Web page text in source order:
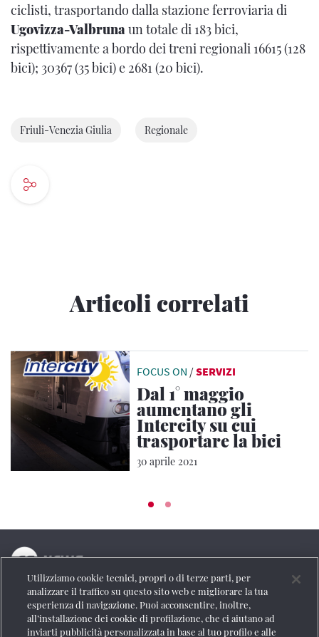
ciclisti, trasportando dalla stazione ferroviaria di
Ugovizza-Valbruna un totale di 183 bici,
rispettivamente a bordo dei treni regionali 16615 (128
bici); 30367 (35 bici) e 2681 (20 bici).
Friuli-Venezia Giulia Regionale
Articoli correlati
FOCUS ON /SERVIZI
Dal 1° maggio
aumentano gli
Intercity su cui
trasportare la bici
30 aprile 2021
La testata online del Gruppo FS Italiane
Social
Utilizziamo cookie tecnici, propri o di terze parti, per
analizzare il traffico su questo sito web e migliorare la tua
esperienza di navigazione. Puoi acconsentire, inoltre,
all’installazione dei cookie di profilazione, che ci aiutano ad
inviarti pubblicità personalizzata in base al tuo profilo e alle